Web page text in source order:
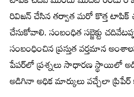
రివిజన్‌ చేసిన తర్వాత మరో కొత్త
చేసుకోవాలి. సంబంధిత సబ్జెక్టు
సంబంధించిన ప్రస్తుత వర్తమాన
పేపర్‌లో ప్రశ్నలు సాధారణ స్థాయిలో
అడిగినా అధిక మార్కులు వచ్చేలా